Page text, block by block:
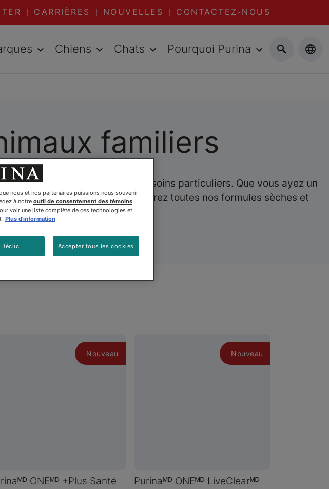
CARRIÈRES NOUVELLES CONTACTEZ-NOUS
Chiens Chats Pourquoi Purina
familiers
formulée pour combler ses besoins particuliers. Que vous ayez un
idéal pour vous. Découvrez toutes nos formules sèches et
familiers ci-dessous.
Nouveau
ONEᴹᴰ +Plus Santé
Nouveau
Purinaᴹᴰ ONEᴹᴰ LiveClearᴹᴰ
nous et nos partenaires puissions nous souvenir
à notre outil de consentement des témoins
voir une liste complète de ces technologies et
Plus d'information
Déclic Accepter tous les cookies